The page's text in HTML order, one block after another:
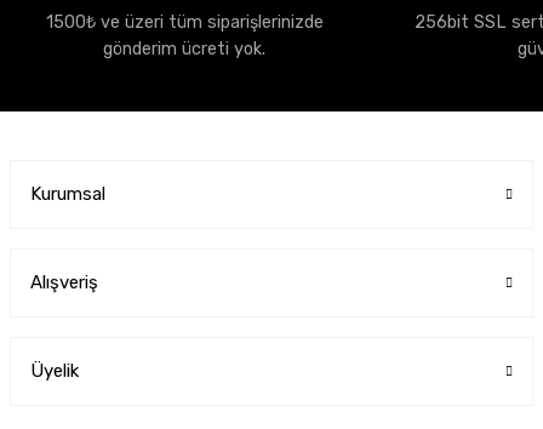
1500₺ ve üzeri tüm siparişlerinizde
gönderim ücreti yok.
256bit SSL
Kurumsal
Alışveriş
Üyelik